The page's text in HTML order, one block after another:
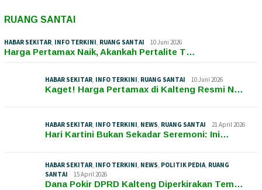
RUANG SANTAI
HABAR SEKITAR, INFO TERKINI, RUANG SANTAI 10 Juni 2026
Harga Pertamax Naik, Akankah Pertalite T…
HABAR SEKITAR, INFO TERKINI, RUANG SANTAI 10 Juni 2026
Kaget! Harga Pertamax di Kalteng Resmi N…
HABAR SEKITAR, INFO TERKINI, NEWS, RUANG SANTAI 21 April 2026
Hari Kartini Bukan Sekadar Seremoni: Ini…
HABAR SEKITAR, INFO TERKINI, NEWS, POLITIK PEDIA, RUANG
SANTAI
15 April 2026
Dana Pokir DPRD Kalteng Diperkirakan Tem…